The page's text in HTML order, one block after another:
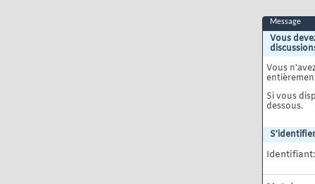
Message
Vous
Vous
Si vous
dessous.
S'identifier
Identifiant: